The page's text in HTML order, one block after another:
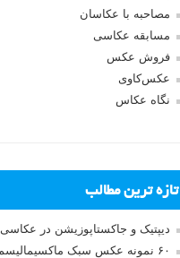
مصاحبه با عکاسان
مسابقه عکاسی
فروش عکس
عکس‌کاوی
نگاه عکاس
تازه ترین مطالب
دیپتیک و جاکستا‌پوزیشن در عکاسی
۶۰ نمونه عکس سبک ماکسیمالیسم